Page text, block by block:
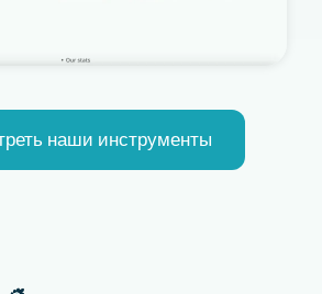
наши инструменты